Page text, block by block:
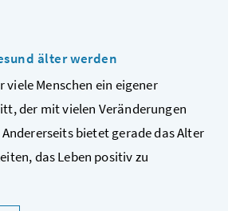
älter werden
viele Menschen ein eigener
der mit vielen Veränderungen
bietet gerade das Alter
das Leben positiv zu